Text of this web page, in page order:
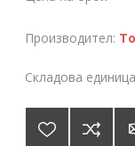
Производител:
Складова